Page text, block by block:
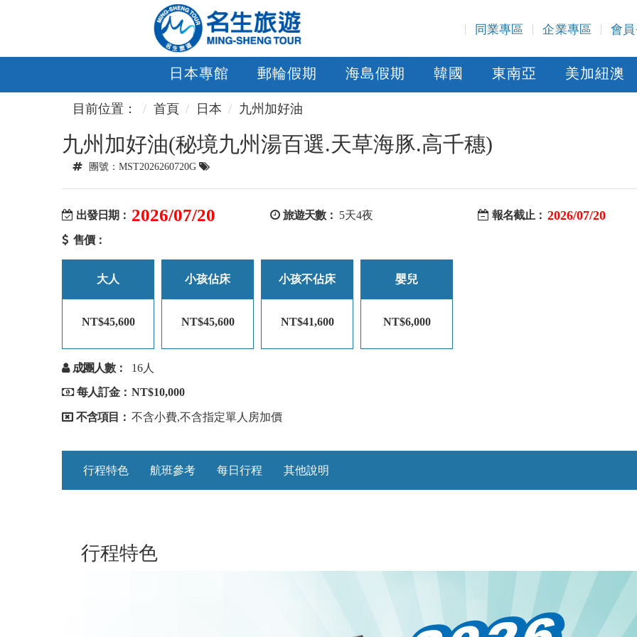
同業專區 企業專區 會
日本專館 郵輪假期 海島假期 韓國 東南亞 美加紐澳
目前位置： 首頁 日本 九州加好油
九州加好油(秘境九州湯百選.天草海豚.高千穗)
團號：MST2026260720G
出發日期： 2026/07/20 旅遊天數： 5天4夜 報名截止： 2026/07/20
售價：
大人
NT$45,600
小孩佔床
NT$45,600
小孩不佔床
NT$41,600
嬰兒
NT$6,000
成團人數：
16人
每人訂金： NT$10,000
不含項目： 不含小費,不含指定單人房加價
行程特色 航班參考 每日行程 其他說明
行程特色